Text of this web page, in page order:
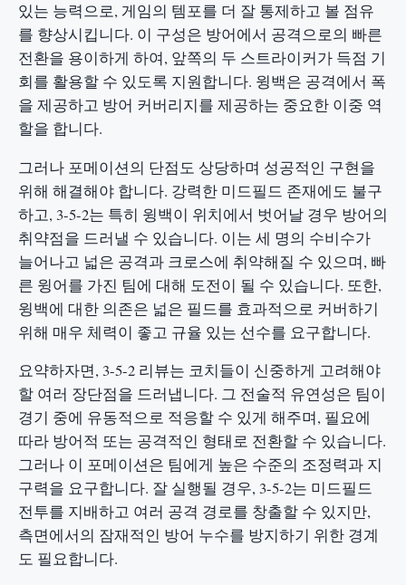
있는 능력으로, 게임의 템포를 더 잘 통제하고 볼 점유
를 향상시킵니다. 이 구성은 방어에서 공격으로의 빠른
전환을 용이하게 하여, 앞쪽의 두 스트라이커가 득점 기
회를 활용할 수 있도록 지원합니다. 윙백은 공격에서 폭
을 제공하고 방어 커버리지를 제공하는 중요한 이중 역
할을 합니다.
그러나 포메이션의 단점도 상당하며 성공적인 구현을
위해 해결해야 합니다. 강력한 미드필드 존재에도 불구
하고, 3-5-2는 특히 윙백이 위치에서 벗어날 경우 방어의
취약점을 드러낼 수 있습니다. 이는 세 명의 수비수가
늘어나고 넓은 공격과 크로스에 취약해질 수 있으며, 빠
른 윙어를 가진 팀에 대해 도전이 될 수 있습니다. 또한,
윙백에 대한 의존은 넓은 필드를 효과적으로 커버하기
위해 매우 체력이 좋고 규율 있는 선수를 요구합니다.
요약하자면, 3-5-2 리뷰는 코치들이 신중하게 고려해야
할 여러 장단점을 드러냅니다. 그 전술적 유연성은 팀이
경기 중에 유동적으로 적응할 수 있게 해주며, 필요에
따라 방어적 또는 공격적인 형태로 전환할 수 있습니다.
그러나 이 포메이션은 팀에게 높은 수준의 조정력과 지
구력을 요구합니다. 잘 실행될 경우, 3-5-2는 미드필드
전투를 지배하고 여러 공격 경로를 창출할 수 있지만,
측면에서의 잠재적인 방어 누수를 방지하기 위한 경계
도 필요합니다.